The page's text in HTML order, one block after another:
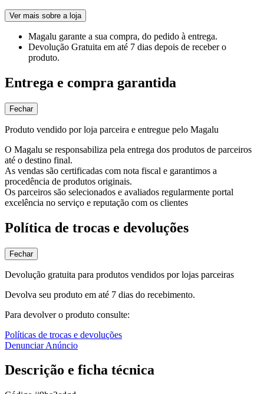
Ver mais sobre a loja
Magalu garante a sua compra, do pedido à entrega.
Devolução Gratuita em até 7 dias depois de receber o
produto.
Entrega e compra garantida
Fechar
Produto vendido por loja parceira e entregue pelo Magalu
O Magalu se responsabiliza pela entrega dos produtos de parceiros
até o destino final.
As vendas são certificadas com nota fiscal e garantimos a
procedência de produtos originais.
Os parceiros são selecionados e avaliados regularmente portal
excelência no serviço e reputação com os clientes
Política de trocas e devoluções
Fechar
Devolução gratuita para produtos vendidos por lojas parceiras
Devolva seu produto em até 7 dias do recebimento.
Para devolver o produto consulte:
Políticas de trocas e devoluções
Denunciar Anúncio
Descrição e ficha técnica